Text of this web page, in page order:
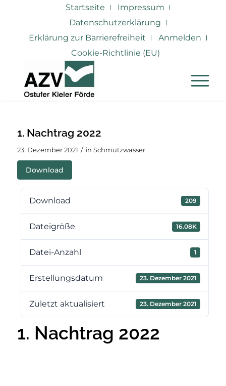
Startseite
Impressum
Datenschutzerklärung
Erklärung zur Barrierefreiheit
Anmelden
Cookie-Richtlinie (EU)
1. Nachtrag 2022
23. Dezember 2021 / in Schmutzwasser
Download
Download 209
Dateigröße 16.08K
Datei-Anzahl 1
Erstellungsdatum 23. Dezember 2021
Zuletzt aktualisiert 23. Dezember 2021
1. Nachtrag 2022